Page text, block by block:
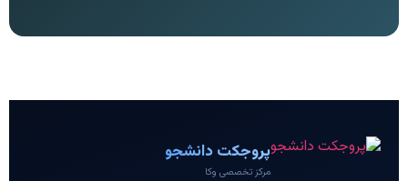
پروجکت دانشجو
مرکز تخصصی وکا